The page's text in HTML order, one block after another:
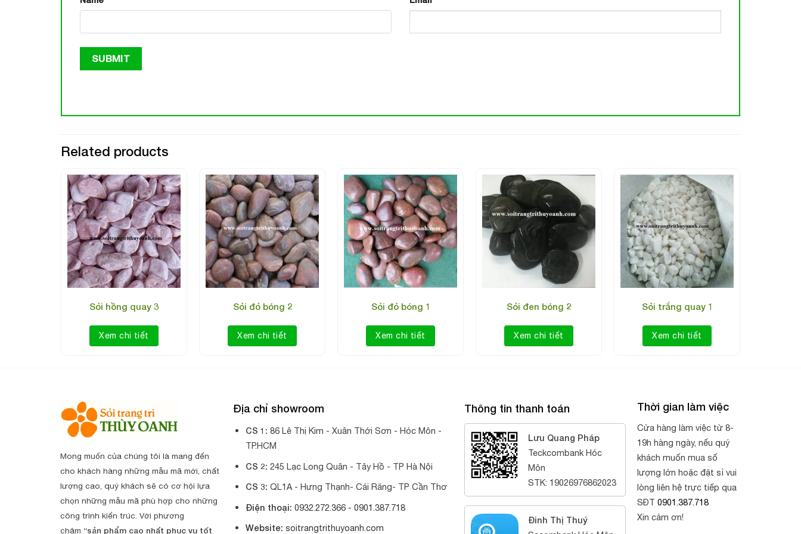
Related products
Sỏi hồng quay 3
Xem chi tiết
Sỏi đỏ bóng 2
Xem chi tiết
Sỏi đỏ bóng 1
Xem chi tiết
Sỏi đen bóng 2
Xem chi tiết
Sỏi trắng quay 1
Xem chi tiết
Mong muốn của chúng tôi là mang đến
cho khách hàng những mẫu mã mới, chất
lượng cao, quý khách sẽ có cơ hội lựa
chọn những mẫu mã phù hợp cho những
công trình kiến trúc. Với phương
châm “sản phẩm cao nhất phục vụ tốt
Địa chỉ showroom
CS 1: 86 Lê Thị Kim - Xuân Thới Sơn - Hóc Môn -
TP.HCM
CS 2: 245 Lạc Long Quân - Tây Hồ - TP Hà Nội
CS 3: QL1A - Hưng Thạnh- Cái Răng- TP Cần Thơ
Điện thoại: 0932.272.366 - 0901.387.718
Website: soitrangtrithuyoanh.com
Thông tin thanh toán
Lưu Quang Pháp
Teckcombank Hóc
Môn
STK: 19026976862023
Đinh Thị Thuý
Thời gian làm việc
Cửa hàng làm việc từ 8-
19h hàng ngày, nếu quý
khách muốn mua số
lượng lớn hoặc đặt sỉ vui
lòng liên hệ trực tiếp qua
SĐT0901.387.718
Xin cảm ơn!